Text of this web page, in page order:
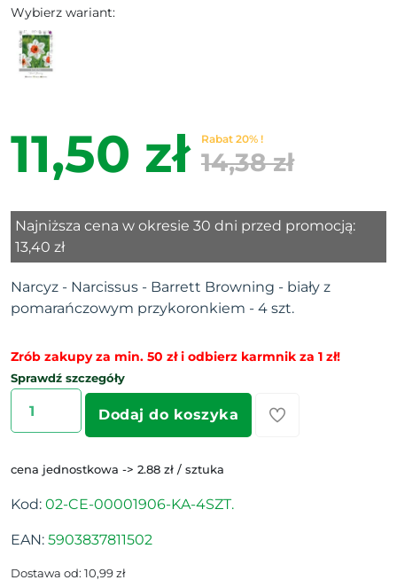
Wybierz wariant:
11,50 zł Rabat 20% !
14,38 zł
Najniższa cena w okresie 30 dni przed promocją:
13,40 zł
Narcyz - Narcissus - Barrett Browning - biały z
pomarańczowym przykoronkiem - 4 szt.
Zrób zakupy za min. 50 zł i odbierz karmnik za 1 zł!
Sprawdź szczegóły
Dodaj do koszyka
cena jednostkowa -> 2.88 zł / sztuka
Kod: 02-CE-00001906-KA-4SZT.
EAN: 5903837811502
Dostawa od: 10,99 zł